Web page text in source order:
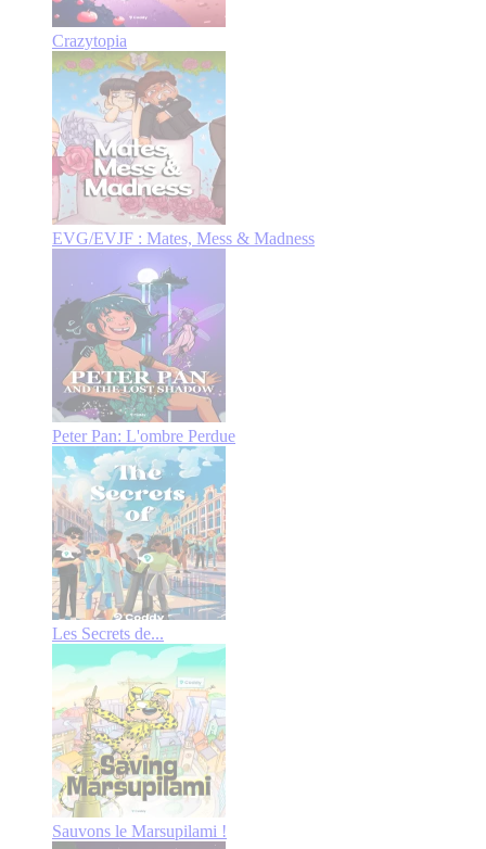
Crazytopia
EVG/EVJF : Mates, Mess & Madness
Peter Pan: L'ombre Perdue
Les Secrets de...
Sauvons le Marsupilami !